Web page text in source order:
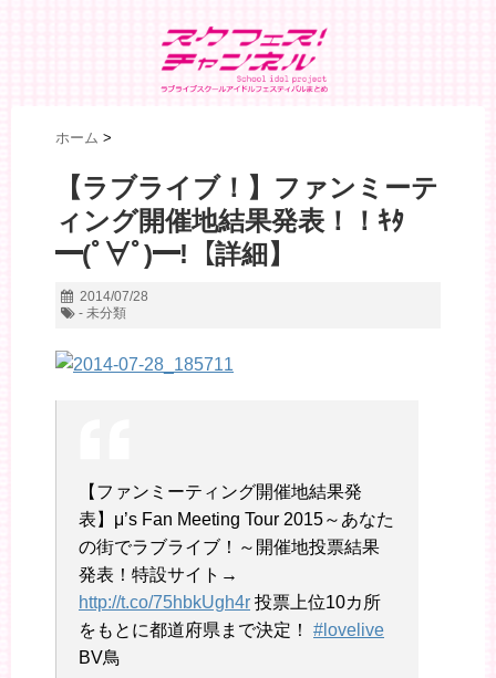
ホーム >
【ラブライブ！】ファンミーテ
ィング開催地結果発表！！ｷﾀ
━(ﾟ∀ﾟ)━!【詳細】
2014/07/28
- 未分類
【ファンミーティング開催地結果発
表】μ’s Fan Meeting Tour 2015～あなた
の街でラブライブ！～開催地投票結果
発表！特設サイト→
http://t.co/75hbkUgh4r 投票上位10カ所
をもとに都道府県まで決定！ #lovelive
BV鳥